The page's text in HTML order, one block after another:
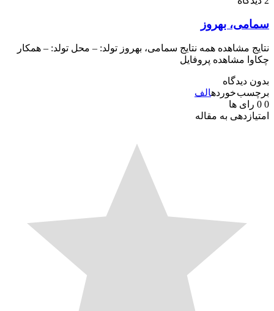
بهروز
مشاهده همه نتایج سمامی، بهروز تولد: – محل تولد: – همکار
مشاهده پروفایل
دیدگاه
خوردهالف
رای ها
به مقاله